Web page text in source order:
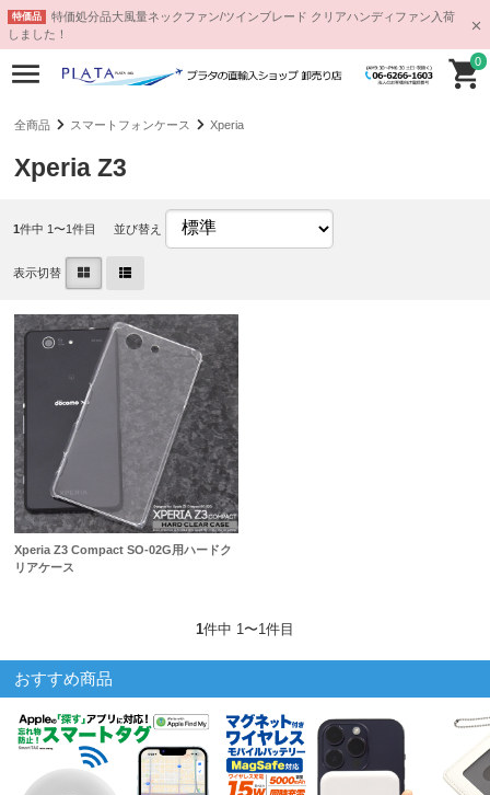
特価品
特価処分品大風量ネックファン/ツインブレード クリアハンディファン入荷
しました！
0
全商品 スマートフォンケース Xperia
Xperia Z3
1件中 1〜1件目 並び替え
表示切替
Xperia Z3 Compact SO-02G用ハードク
リアケース
1件中 1〜1件目
おすすめ商品